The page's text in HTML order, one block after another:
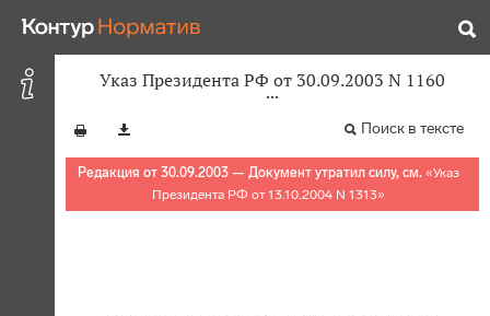
Указ Президента РФ от 30.09.2003 N 1160
Поиск в тексте
Редакция от 30.09.2003 — Документ утратил силу, см.«Указ
Президента РФ от 13.10.2004 N 1313»